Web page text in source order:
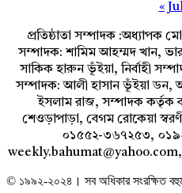
«
প্রতিষ্ঠাতা সম্পাদক :অধ্যাপক
সম্পাদক: শামিম আহম্মদ খান,
সাকিক হারুন ভূঁইয়া, নির্বাহী
সম্পাদক: আলী হাসান ভূঁইয়া ডন,
ইসলাম রাজ, সম্পাদক কর্তৃক
শেওড়াপাড়া, বেগম রোকেয়া
০১৫৫২-৩৬৭২৫৩,
© ১৯৯২-২০২৪। সব অধিকার সংরক্ষিত